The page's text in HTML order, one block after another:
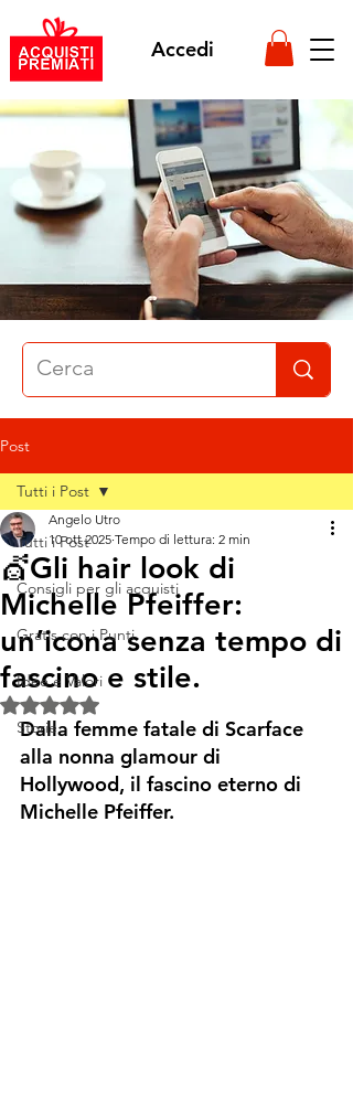
Accedi
Post
Tutti i Post
Consigli per gli acquisti
Gratis con i Punti
Idee e Valori
Storie
Tutti i Post
💇Gli hair look di
Michelle Pfeiffer:
un’icona senza tempo di
fascino e stile.
Angelo Utro
10 ott 2025 Tempo di lettura: 2 min
Valutazione NaN stelle su 5.
Dalla femme fatale di Scarface
alla nonna glamour di
Hollywood, il fascino eterno di
Michelle Pfeiffer.